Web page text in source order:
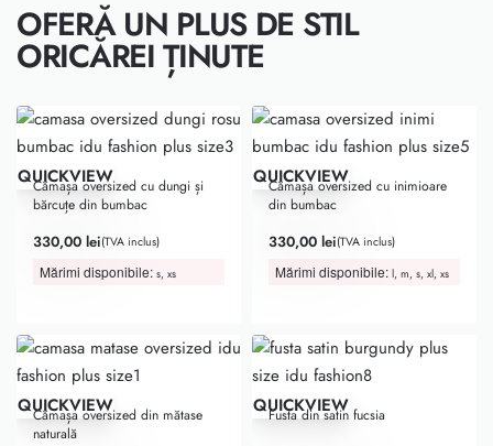
OFERĂ UN PLUS DE STIL
ORICĂREI ȚINUTE
QUICKVIEW
Cămașa oversized cu dungi și
bărcuțe din bumbac
330,00 lei(TVA inclus)
Mărimi disponibile: s, xs
QUICKVIEW
Cămașa oversized cu inimioare
din bumbac
330,00 lei(TVA inclus)
Mărimi disponibile: l, m, s, xl, xs
QUICKVIEW
Cămașa oversized din mătase
naturală
QUICKVIEW
Fusta din satin fucsia